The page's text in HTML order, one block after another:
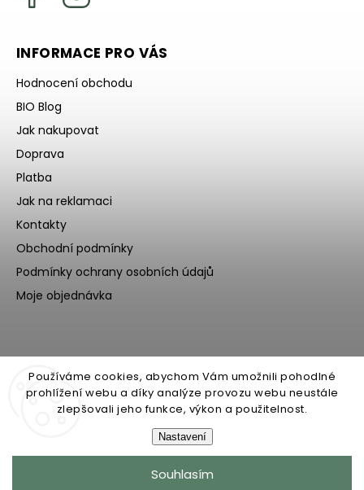
Používáme cookies, abychom Vám umožnili pohodlné
prohlížení webu a díky analýze provozu webu neustále
zlepšovali jeho funkce, výkon a použitelnost.
Nastavení
Souhlasím
INFORMACE PRO VÁS
Hodnocení obchodu
BIO Blog
Jak nakupovat
Doprava
Platba
Jak na reklamaci
Kontakty
Obchodní podmínky
Podmínky ochrany osobních údajů
Moje objednávka
Ecoteeno. Všechna práva vyhrazena.